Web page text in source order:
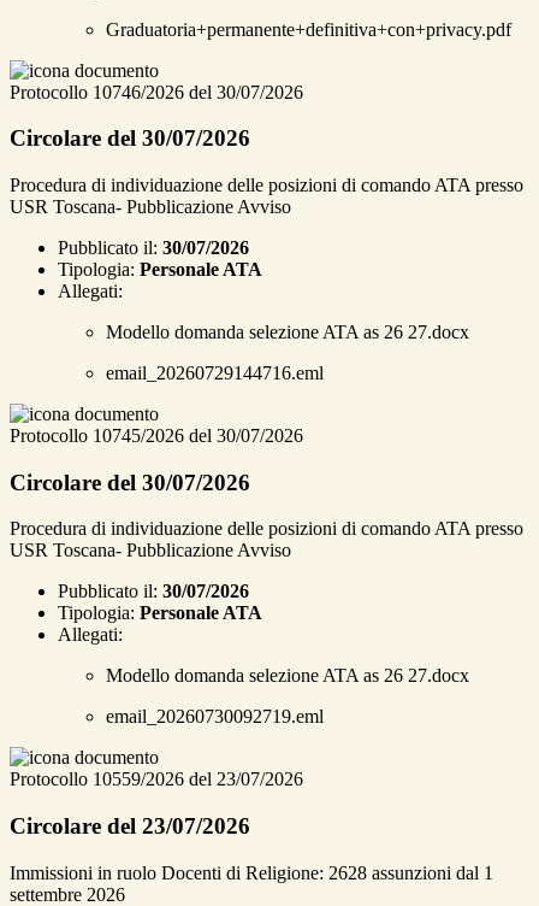
Graduatoria+permanente+definitiva+con+privacy.pdf
Protocollo 10746/2026 del 30/07/2026
Circolare del 30/07/2026
Procedura di individuazione delle posizioni di comando ATA presso
USR Toscana- Pubblicazione Avviso
Pubblicato il: 30/07/2026
Tipologia: Personale ATA
Allegati:
Modello domanda selezione ATA as 26 27.docx
email_20260729144716.eml
Protocollo 10745/2026 del 30/07/2026
Circolare del 30/07/2026
Procedura di individuazione delle posizioni di comando ATA presso
USR Toscana- Pubblicazione Avviso
Pubblicato il: 30/07/2026
Tipologia: Personale ATA
Allegati:
Modello domanda selezione ATA as 26 27.docx
email_20260730092719.eml
Protocollo 10559/2026 del 23/07/2026
Circolare del 23/07/2026
Immissioni in ruolo Docenti di Religione: 2628 assunzioni dal 1
settembre 2026